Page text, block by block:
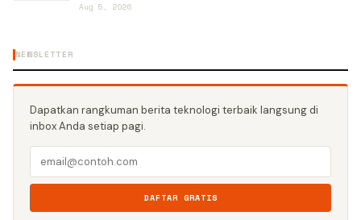
Aug 5, 2026
NEWSLETTER
Dapatkan rangkuman berita teknologi terbaik langsung di
inbox Anda setiap pagi.
DAFTAR GRATIS